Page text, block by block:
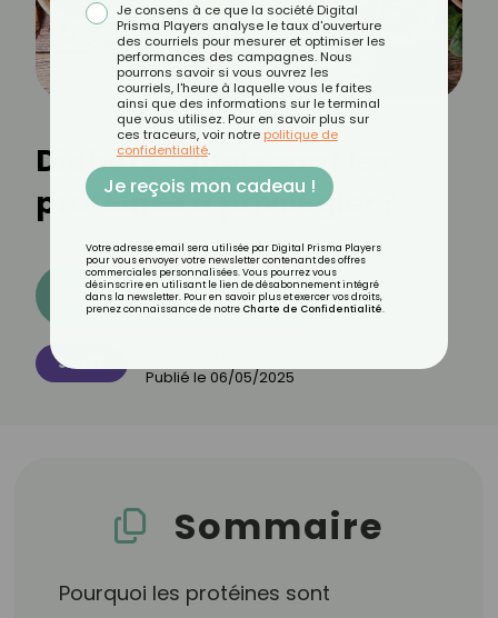
Diabète : quels sont les
protéines à privilégier ?
Découvrez les 11 menus CROQ
SANTÉ
Publié le 06/05/2025
Sommaire
Pourquoi les protéines sont
Je consens à ce que la société Digital
Prisma Players analyse le taux d'ouverture
des courriels pour mesurer et optimiser les
performances des campagnes. Nous
pourrons savoir si vous ouvrez les
courriels, l'heure à laquelle vous le faites
ainsi que des informations sur le terminal
que vous utilisez. Pour en savoir plus sur
ces traceurs, voir notre politique de
confidentialité.
Je reçois mon cadeau !
Votre adresse email sera utilisée par Digital Prisma Players
pour vous envoyer votre newsletter contenant des offres
commerciales personnalisées. Vous pourrez vous
désinscrire en utilisant le lien de désabonnement intégré
dans la newsletter. Pour en savoir plus et exercer vos droits,
prenez connaissance de notre Charte de Confidentialité.